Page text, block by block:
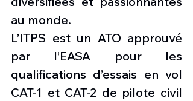
au monde.
L’ITPS est un ATO approuvé
par l’EASA pour les
qualifications d’essais en vol
CAT-1 et CAT-2 de pilote civil